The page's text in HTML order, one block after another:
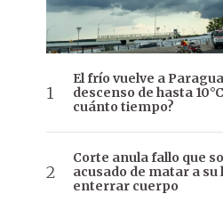
El frío vuelve a
descenso de hasta
cuánto tiempo?
Corte anula fallo que
acusado de matar a
enterrar cuerpo